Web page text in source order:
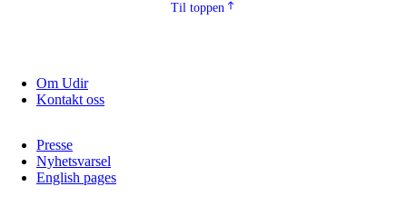
Til toppen
Om Udir
Kontakt oss
Presse
Nyhetsvarsel
English pages